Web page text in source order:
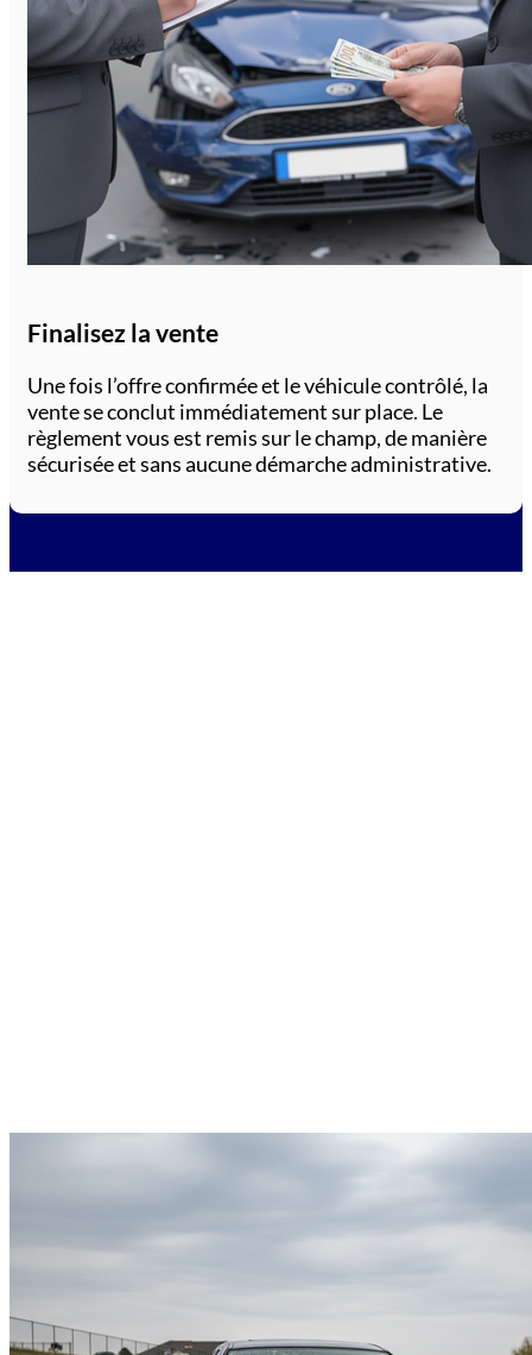
Finalisez la vente
Une fois l’offre confirmée et le véhicule contrôlé, la
vente se conclut immédiatement sur place. Le
règlement vous est remis sur le champ, de manière
sécurisée et sans aucune démarche administrative.